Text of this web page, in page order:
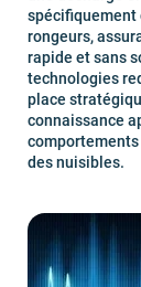
spécifiquement
rongeurs,
rapide et sans
technologies
place
connaissance
des nuisibles.